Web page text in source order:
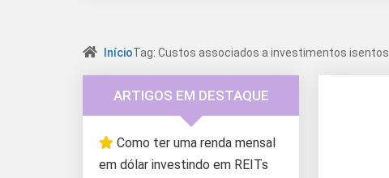
InícioTag: Custos associados a investimentos isentos
ARTIGOS EM DESTAQUE
Como ter uma renda mensal
em dólar investindo em REITs